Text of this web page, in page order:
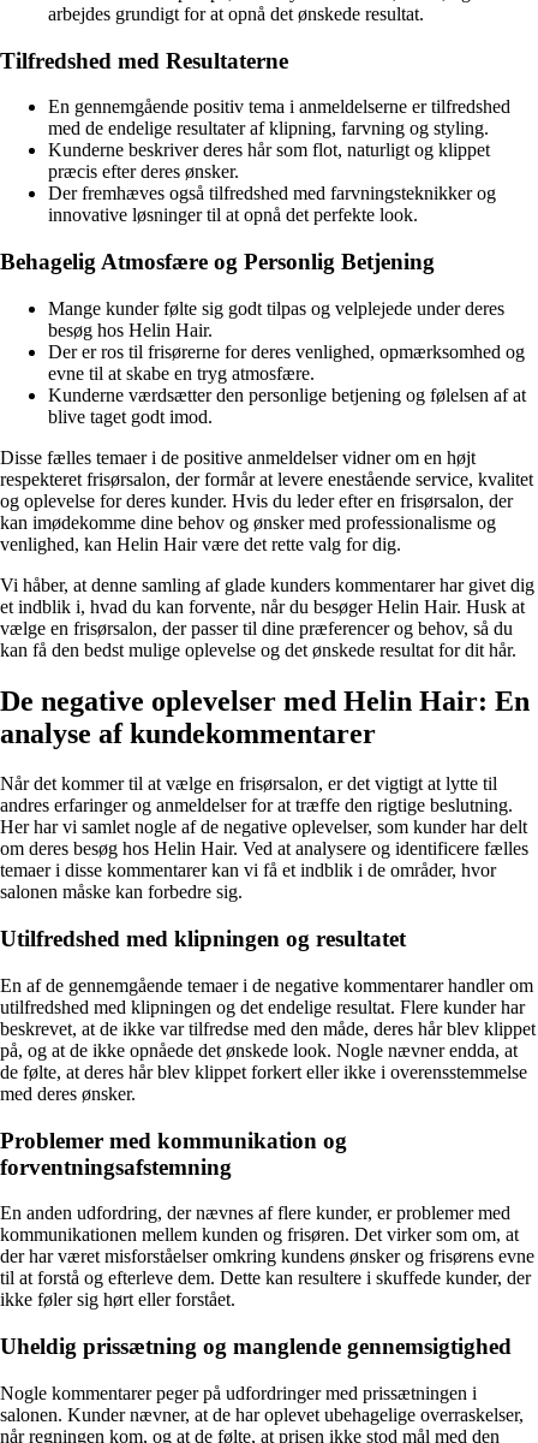
arbejdes grundigt for at opnå det ønskede resultat.
Tilfredshed med Resultaterne
En gennemgående positiv tema i anmeldelserne er tilfredshed
med de endelige resultater af klipning, farvning og styling.
Kunderne beskriver deres hår som flot, naturligt og klippet
præcis efter deres ønsker.
Der fremhæves også tilfredshed med farvningsteknikker og
innovative løsninger til at opnå det perfekte look.
Behagelig Atmosfære og Personlig Betjening
Mange kunder følte sig godt tilpas og velplejede under deres
besøg hos Helin Hair.
Der er ros til frisørerne for deres venlighed, opmærksomhed og
evne til at skabe en tryg atmosfære.
Kunderne værdsætter den personlige betjening og følelsen af at
blive taget godt imod.
Disse fælles temaer i de positive anmeldelser vidner om en højt
respekteret frisørsalon, der formår at levere enestående service, kvalitet
og oplevelse for deres kunder. Hvis du leder efter en frisørsalon, der
kan imødekomme dine behov og ønsker med professionalisme og
venlighed, kan Helin Hair være det rette valg for dig.
Vi håber, at denne samling af glade kunders kommentarer har givet dig
et indblik i, hvad du kan forvente, når du besøger Helin Hair. Husk at
vælge en frisørsalon, der passer til dine præferencer og behov, så du
kan få den bedst mulige oplevelse og det ønskede resultat for dit hår.
De negative oplevelser med Helin Hair: En
analyse af kundekommentarer
Når det kommer til at vælge en frisørsalon, er det vigtigt at lytte til
andres erfaringer og anmeldelser for at træffe den rigtige beslutning.
Her har vi samlet nogle af de negative oplevelser, som kunder har delt
om deres besøg hos Helin Hair. Ved at analysere og identificere fælles
temaer i disse kommentarer kan vi få et indblik i de områder, hvor
salonen måske kan forbedre sig.
Utilfredshed med klipningen og resultatet
En af de gennemgående temaer i de negative kommentarer handler om
utilfredshed med klipningen og det endelige resultat. Flere kunder har
beskrevet, at de ikke var tilfredse med den måde, deres hår blev klippet
på, og at de ikke opnåede det ønskede look. Nogle nævner endda, at
de følte, at deres hår blev klippet forkert eller ikke i overensstemmelse
med deres ønsker.
Problemer med kommunikation og
forventningsafstemning
En anden udfordring, der nævnes af flere kunder, er problemer med
kommunikationen mellem kunden og frisøren. Det virker som om, at
der har været misforståelser omkring kundens ønsker og frisørens evne
til at forstå og efterleve dem. Dette kan resultere i skuffede kunder, der
ikke føler sig hørt eller forstået.
Uheldig prissætning og manglende gennemsigtighed
Nogle kommentarer peger på udfordringer med prissætningen i
salonen. Kunder nævner, at de har oplevet ubehagelige overraskelser,
når regningen kom, og at de følte, at prisen ikke stod mål med den